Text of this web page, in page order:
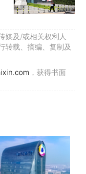
媒及/或相关权利人
转载、摘编、复制及
，获得书面